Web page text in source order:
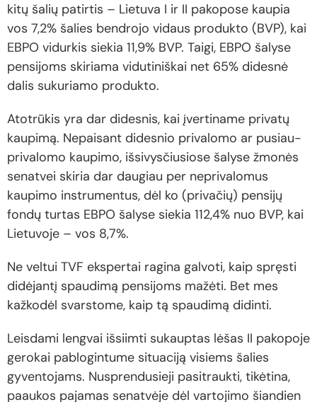
kitų šalių patirtis – Lietuva I ir II pakopose kaupia
vos 7,2% šalies bendrojo vidaus produkto (BVP), kai
EBPO vidurkis siekia 11,9% BVP. Taigi, EBPO šalyse
pensijoms skiriama vidutiniškai net 65% didesnė
dalis sukuriamo produkto.
Atotrūkis yra dar didesnis, kai įvertiname privatų
kaupimą. Nepaisant didesnio privalomo ar pusiau-
privalomo kaupimo, išsivysčiusiose šalyse žmonės
senatvei skiria dar daugiau per neprivalomus
kaupimo instrumentus, dėl ko (privačių) pensijų
fondų turtas EBPO šalyse siekia 112,4% nuo BVP, kai
Lietuvoje – vos 8,7%.
Ne veltui TVF ekspertai ragina galvoti, kaip spręsti
didėjantį spaudimą pensijoms mažėti. Bet mes
kažkodėl svarstome, kaip tą spaudimą didinti.
Leisdami lengvai išsiimti sukauptas lėšas II pakopoje
gerokai pablogintume situaciją visiems šalies
gyventojams. Nusprendusieji pasitraukti, tikėtina,
paaukos pajamas senatvėje dėl vartojimo šiandien